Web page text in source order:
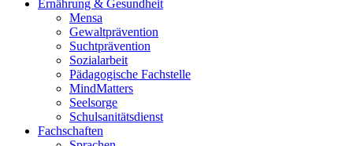
Ernährung & Gesundheit
Mensa
Gewaltprävention
Suchtprävention
Sozialarbeit
Pädagogische Fachstelle
MindMatters
Seelsorge
Schulsanitätsdienst
Fachschaften